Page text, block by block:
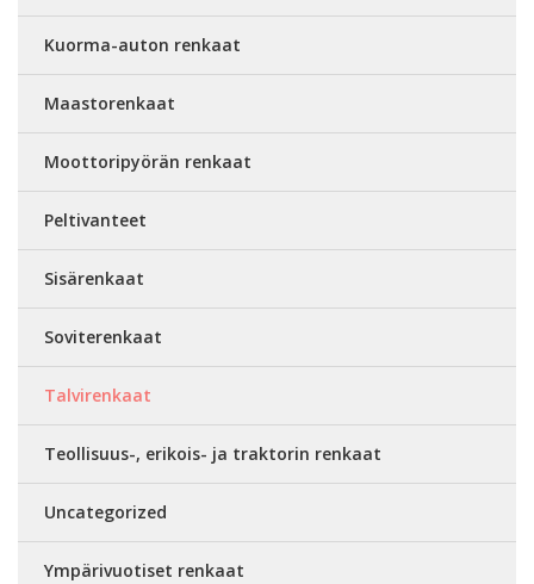
Kuorma-auton renkaat
Maastorenkaat
Moottoripyörän renkaat
Peltivanteet
Sisärenkaat
Soviterenkaat
Talvirenkaat
Teollisuus-, erikois- ja traktorin renkaat
Uncategorized
Ympärivuotiset renkaat